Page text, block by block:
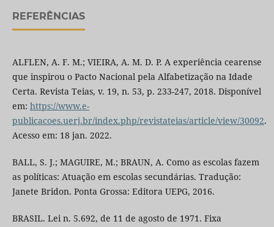
REFERÊNCIAS
ALFLEN, A. F. M.; VIEIRA, A. M. D. P. A experiência cearense
que inspirou o Pacto Nacional pela Alfabetização na Idade
Certa. Revista Teias, v. 19, n. 53, p. 233-247, 2018. Disponível
em: https://www.e-
publicacoes.uerj.br/index.php/revistateias/article/view/30092.
Acesso em: 18 jan. 2022.
BALL, S. J.; MAGUIRE, M.; BRAUN, A. Como as escolas fazem
as políticas: Atuação em escolas secundárias. Tradução:
Janete Bridon. Ponta Grossa: Editora UEPG, 2016.
BRASIL. Lei n. 5.692, de 11 de agosto de 1971. Fixa